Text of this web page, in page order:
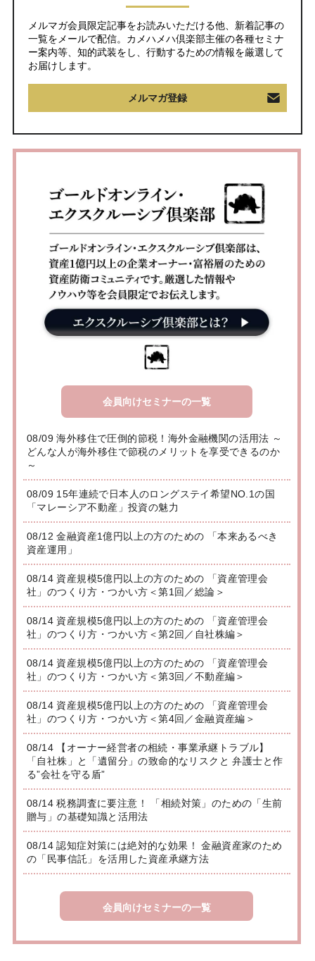
メルマガ会員限定記事をお読みいただける他、新着記事の
一覧をメールで配信。カメハメハ倶楽部主催の各種セミナ
ー案内等、知的武装をし、行動するための情報を厳選して
お届けします。
メルマガ登録
会員向けセミナーの一覧
08/09 海外移住で圧倒的節税！海外金融機関の活用法 ～
どんな人が海外移住で節税のメリットを享受できるのか
～
08/09 15年連続で日本人のロングステイ希望NO.1の国
「マレーシア不動産」投資の魅力
08/12 金融資産1億円以上の方のための 「本来あるべき
資産運用」
08/14 資産規模5億円以上の方のための 「資産管理会
社」のつくり方・つかい方＜第1回／総論＞
08/14 資産規模5億円以上の方のための 「資産管理会
社」のつくり方・つかい方＜第2回／自社株編＞
08/14 資産規模5億円以上の方のための 「資産管理会
社」のつくり方・つかい方＜第3回／不動産編＞
08/14 資産規模5億円以上の方のための 「資産管理会
社」のつくり方・つかい方＜第4回／金融資産編＞
08/14 【オーナー経営者の相続・事業承継トラブル】
「自社株」と「遺留分」の致命的なリスクと 弁護士と作
る”会社を守る盾”
08/14 税務調査に要注意！ 「相続対策」のための「生前
贈与」の基礎知識と活用法
08/14 認知症対策には絶対的な効果！ 金融資産家のため
の「民事信託」を活用した資産承継方法
会員向けセミナーの一覧